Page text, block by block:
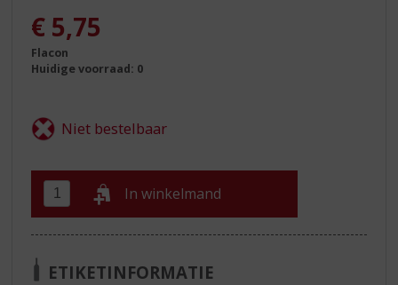
€ 5,75
Flacon
Huidige voorraad: 0
In winkelmand
ETIKETINFORMATIE